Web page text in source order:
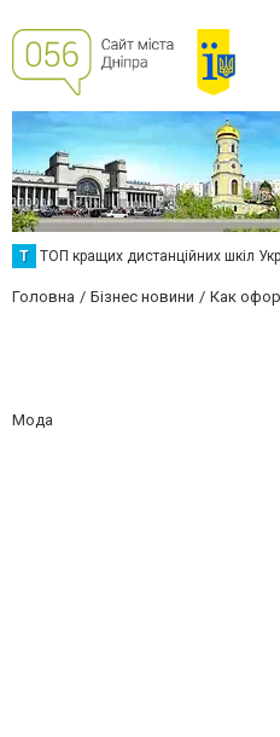
Т ТОП кращих дистанційних шкіл
Головна Бізнес новини Как
Мода